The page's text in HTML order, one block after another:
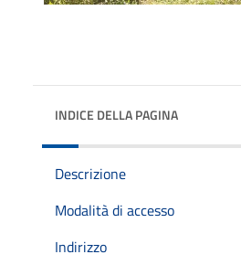
INDICE DELLA PAGINA
Descrizione
Modalità di accesso
Indirizzo